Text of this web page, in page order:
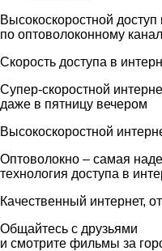
Высокоскоростной доступ
по оптоволоконному
Скорость доступа в
Супер-скоростной
даже в пятницу вечером
Высокоскоростной
Оптоволокно – самая
технология доступа в
Качественный интернет,
Общайтесь с друзьями
и смотрите фильмы за